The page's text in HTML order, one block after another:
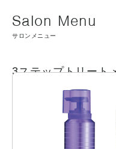
内容は商品の改良等により更新され
サロンメニュー
3ステップトリート